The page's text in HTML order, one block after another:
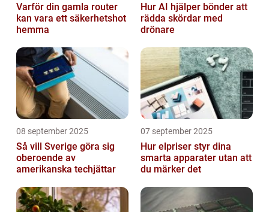
Varför din gamla router
kan vara ett säkerhetshot
hemma
Hur AI hjälper bönder att
rädda skördar med
drönare
08 september 2025
Så vill Sverige göra sig
oberoende av
amerikanska techjättar
07 september 2025
Hur elpriser styr dina
smarta apparater utan att
du märker det